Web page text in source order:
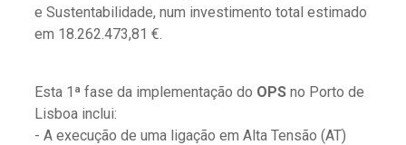
e Sustentabilidade, num investimento total estimado
em 18.262.473,81 €.
Esta 1ª fase da implementação do OPS no Porto de
Lisboa inclui:
- A execução de uma ligação em Alta Tensão (AT)